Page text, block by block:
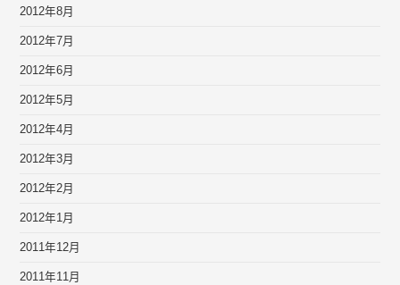
2012年8月
2012年7月
2012年6月
2012年5月
2012年4月
2012年3月
2012年2月
2012年1月
2011年12月
2011年11月